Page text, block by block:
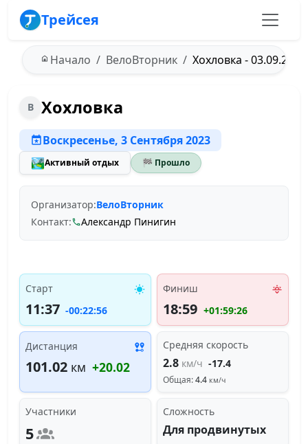
Трейсея
Начало ВелоВторник Хохловка - 03.09.2023
В Хохловка
Воскресенье, 3 Сентября 2023
🏞️Активный отдых 🏁 Прошло
Организатор:ВелоВторник
Контакт:
Александр Пинигин
Старт
11:37 -00:22:56
Финиш
18:59 +01:59:26
Дистанция
101.02 км +20.02
Средняя скорость
2.8 км/ч -17.4
Общая:4.4 км/ч
Участники
5
Сложность
Для продвинутых